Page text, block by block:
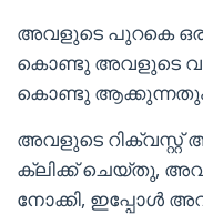
അവളുടെ പുറകെ
കൊണ്ടു അവളുടെ
കൊണ്ടു
അവളുടെ റിക്വസ്റ്റ്
ക്ലിക്ക് ചെയ്തു,
നോക്കി, ഇപ്പോൾ